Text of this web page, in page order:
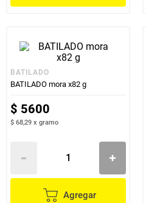
BATILADO
BATILADO mora x82 g
$ 5600
$ 68,29 x gramo
Agregar